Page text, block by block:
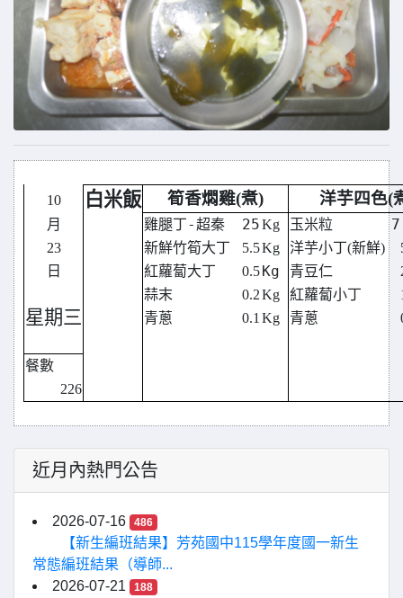
10 白米飯 筍香燜雞(煮) 洋芋四色(
月 雞腿丁-超秦 25Kg 玉米粒
23 新鮮竹筍大丁 5.5Kg 洋芋小丁(新鮮)
日
紅蘿蔔大丁 0.5Kg 青豆仁
星期三
蒜末 0.2Kg 紅蘿蔔小丁
青蔥
0.1 Kg 青蔥
餐數
226
近月內熱門公告
2026-07-16 486
【新生編班結果】芳苑國中115學年度國一新生
常態編班結果（導師...
2026-07-21
188